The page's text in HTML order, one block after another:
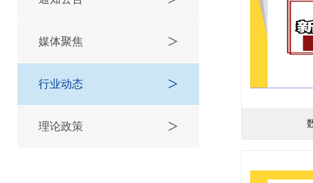
媒体聚焦 >
行业动态 >
理论政策 >